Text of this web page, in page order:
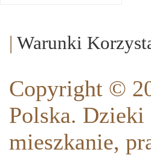
| Warunki
Copyright ©
Polska. Dzieki
mieszkanie,